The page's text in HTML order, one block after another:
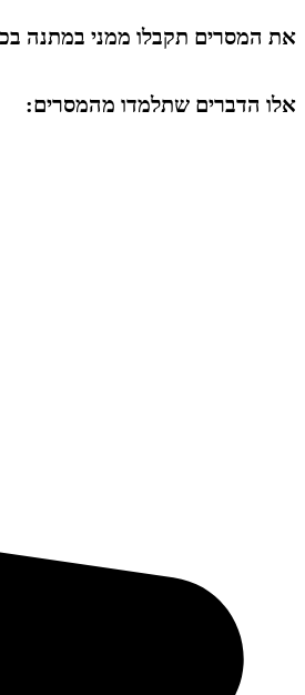
את המסרים תקבלו ממני במתנה
אלו הדברים שתלמדו מהמסרים: